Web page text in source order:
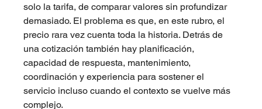
solo la tarifa, de comparar valores sin profundizar
demasiado. El problema es que, en este rubro, el
precio rara vez cuenta toda la historia. Detrás de
una cotización también hay planificación,
capacidad de respuesta, mantenimiento,
coordinación y experiencia para sostener el
servicio incluso cuando el contexto se vuelve más
complejo.